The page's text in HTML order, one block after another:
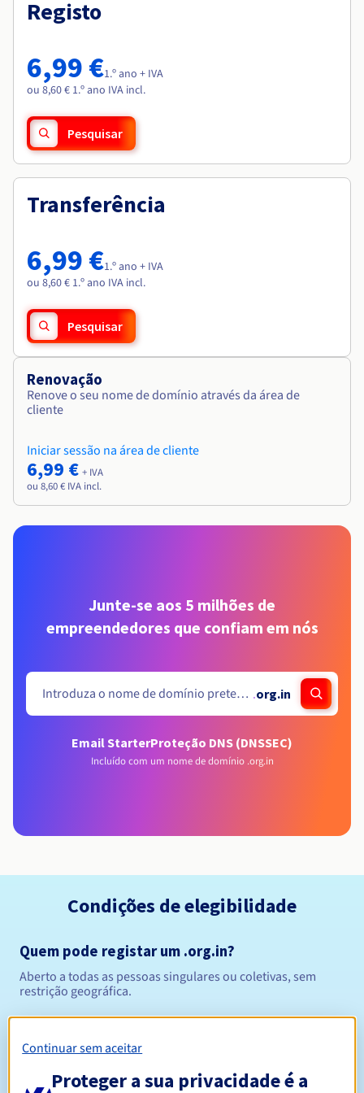
Preços
Roadmap & Changelog
Observabilidade
Roadmap & Changelog
Roadmap & Changelog
Roadmap & Changelog
Roadmap & Changelog
Registo
6,99 €1.º ano + IVA
ou 8,60 € 1.º ano IVA incl.
Pesquisar
Transferência
6,99 €1.º ano + IVA
ou 8,60 € 1.º ano IVA incl.
Pesquisar
Renovação
Renove o seu nome de domínio através da área de
cliente
Iniciar sessão na área de cliente
6,99 € + IVA
ou 8,60 € IVA incl.
Junte-se aos 5 milhões de
empreendedores que confiam em nós
.org.in
Email StarterProteção DNS (DNSSEC)
Incluído com um nome de domínio .org.in
Condições de elegibilidade
Quem pode registar um .org.in?
Aberto a todas as pessoas singulares ou coletivas, sem
restrição geográfica.
Entre 1 e 5 anos
Continuar sem aceitar
Proteger a sua privacidade é a